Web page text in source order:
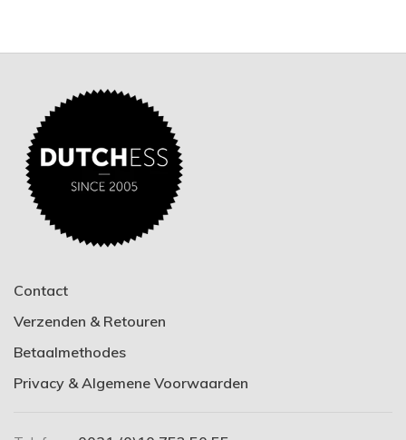
Contact
Verzenden & Retouren
Betaalmethodes
Privacy & Algemene Voorwaarden